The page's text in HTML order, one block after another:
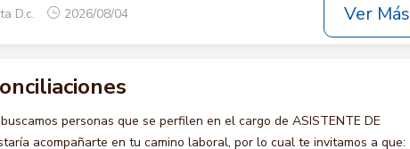
D.c. 2026/08/04 Ver Más
personas que se perfilen en el cargo de ASISTENTE DE
acompañarte en tu camino laboral, por lo cual te invitamos a que: